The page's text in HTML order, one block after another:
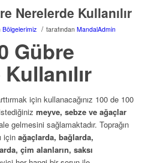
Nerelerde Kullanılır
Bölgelerimiz / tarafından MandalAdmin
Gübre
için kullanacağınız 100 de 100
meyve, sebze ve ağaçlar
gelmesini sağlamaktadır. Toprağın
için ağaçlarda, bağlarda,
çim alanların, saksı